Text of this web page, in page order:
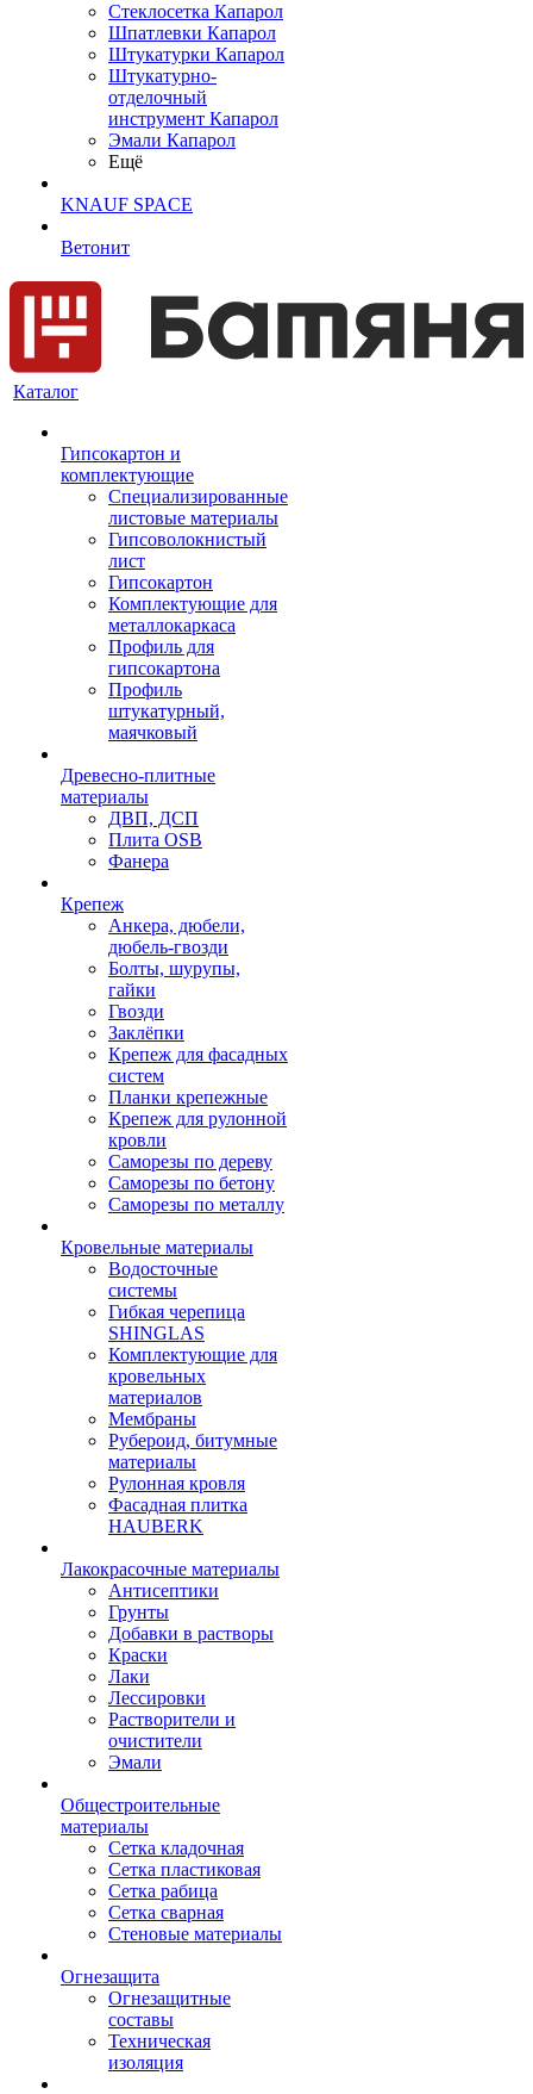
Cтеклосетка Капарол
Шпатлевки Капарол
Штукатурки Капарол
Штукатурно-
отделочный
инструмент Капарол
Эмали Капарол
Ещё
KNAUF SPACE
Ветонит
Каталог
Гипсокартон и
комплектующие
Специализированные
листовые материалы
Гипсоволокнистый
лист
Гипсокартон
Комплектующие для
металлокаркаса
Профиль для
гипсокартона
Профиль
штукатурный,
маячковый
Древесно-плитные
материалы
ДВП, ДСП
Плита OSB
Фанера
Крепеж
Анкера, дюбели,
дюбель-гвозди
Болты, шурупы,
гайки
Гвозди
Заклёпки
Крепеж для фасадных
систем
Планки крепежные
Крепеж для рулонной
кровли
Саморезы по дереву
Саморезы по бетону
Саморезы по металлу
Кровельные материалы
Водосточные
системы
Гибкая черепица
SHINGLAS
Комплектующие для
кровельных
материалов
Мембраны
Рубероид, битумные
материалы
Рулонная кровля
Фасадная плитка
HAUBERK
Лакокрасочные материалы
Антисептики
Грунты
Добавки в растворы
Краски
Лаки
Лессировки
Растворители и
очистители
Эмали
Общестроительные
материалы
Сетка кладочная
Сетка пластиковая
Сетка рабица
Сетка сварная
Стеновые материалы
Огнезащита
Огнезащитные
составы
Техническая
изоляция